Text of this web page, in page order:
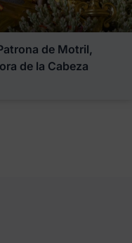
de Motril,
de la Cabeza